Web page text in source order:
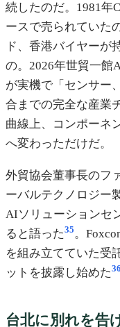
続したのだ。1981年
ースで売られていた
ド、香港バイヤーが
の。2026年世貿一館
が実機で「センサー
合までの完全な産業
曲線上、コンポーネ
へ変わっただけだ。
外貿協会董事長のフ
ーバルテクノロジー
AIソリューションセ
ると語った35 。
を組み立てていた受
ットを披露し始めた36
台北に別れを告